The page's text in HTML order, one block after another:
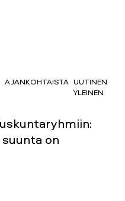
AJANKOHTAISTA UUTINEN
YLEINEN
on